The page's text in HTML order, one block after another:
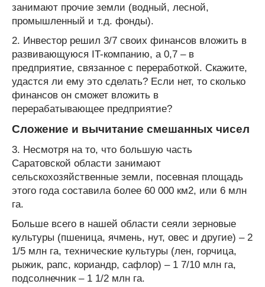
занимают прочие земли (водный, лесной,
промышленный и т.д. фонды).
2. Инвестор решил 3/7 своих финансов вложить в
развивающуюся IT-компанию, а 0,7 – в
предприятие, связанное с переработкой. Скажите,
удастся ли ему это сделать? Если нет, то сколько
финансов он сможет вложить в
перерабатывающее предприятие?
Сложение и вычитание смешанных чисел
3. Несмотря на то, что большую часть
Саратовской области занимают
сельскохозяйственные земли, посевная площадь
этого года составила более 60 000 км2, или 6 млн
га.
Больше всего в нашей области сеяли зерновые
культуры (пшеница, ячмень, нут, овес и другие) – 2
1/5 млн га, технические культуры (лен, горчица,
рыжик, рапс, кориандр, сафлор) – 1 7/10 млн га,
подсолнечник – 1 1/2 млн га.